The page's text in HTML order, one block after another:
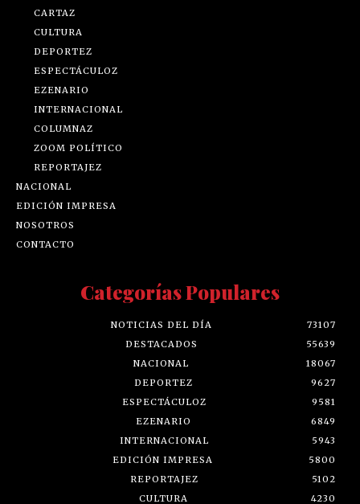
CARTAZ
CULTURA
DEPORTEZ
ESPECTÁCULOZ
EZENARIO
INTERNACIONAL
COLUMNAZ
ZOOM POLÍTICO
REPORTAJEZ
NACIONAL
EDICIÓN IMPRESA
NOSOTROS
CONTACTO
Categorías Populares
NOTICIAS DEL DÍA
73107
DESTACADOS
55639
NACIONAL
18067
DEPORTEZ
9627
ESPECTÁCULOZ
9581
EZENARIO
6849
INTERNACIONAL
5943
EDICIÓN IMPRESA
5800
REPORTAJEZ
5102
CULTURA
4230